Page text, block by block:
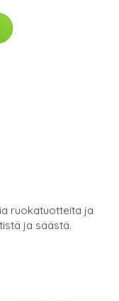
ruokatuotteita ja
ja säästä.